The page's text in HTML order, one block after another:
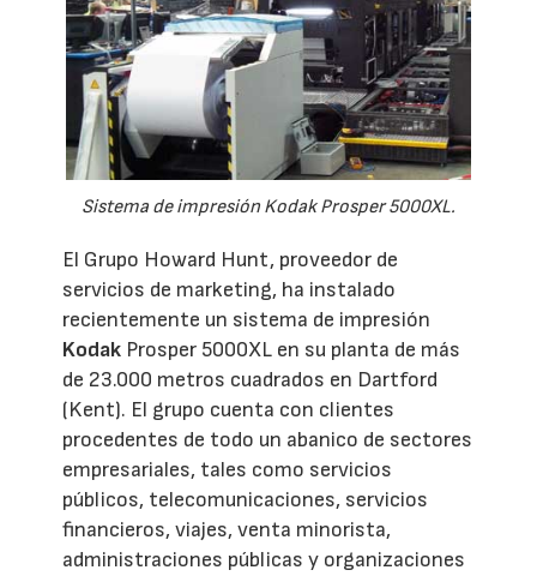
Sistema de impresión Kodak Prosper 5000XL.
El Grupo Howard Hunt, proveedor de
servicios de marketing, ha instalado
recientemente un sistema de impresión
Kodak Prosper 5000XL en su planta de más
de 23.000 metros cuadrados en Dartford
(Kent). El grupo cuenta con clientes
procedentes de todo un abanico de sectores
empresariales, tales como servicios
públicos, telecomunicaciones, servicios
financieros, viajes, venta minorista,
administraciones públicas y organizaciones